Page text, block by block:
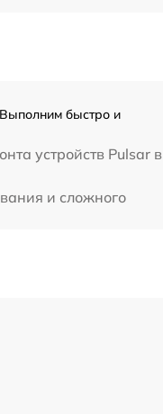
быстро и
устройств Pulsar в
и сложного